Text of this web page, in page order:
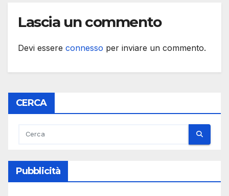
Lascia un commento
Devi essere connesso per inviare un commento.
CERCA
Pubblicità